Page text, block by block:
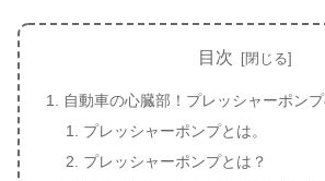
目次
自動車の心臓部！プレッシャーポン
プレッシャーポンプとは。
プレッシャーポンプとは？